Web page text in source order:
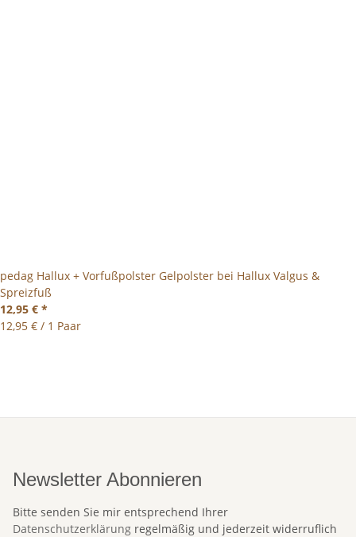
pedag Hallux + Vorfußpolster Gelpolster bei Hallux Valgus &
Spreizfuß
12,95 € *
12,95 € / 1 Paar
Newsletter Abonnieren
Bitte senden Sie mir entsprechend Ihrer
Datenschutzerklärung regelmäßig und jederzeit widerruflich